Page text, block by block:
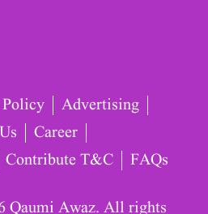
Advertising
Career
Contribute T&C FAQs
Qaumi Awaz. All rights